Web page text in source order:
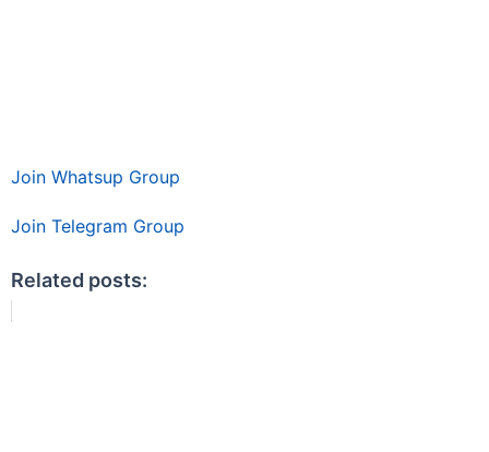
Join Whatsup Group
Join Telegram Group
Related posts: